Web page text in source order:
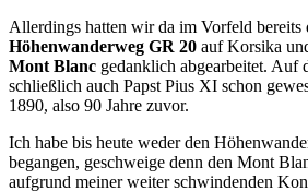
Allerdings hatten wir da im Vorfeld bereits
Höhenwanderweg GR 20 auf Korsika
Mont Blanc gedanklich abgearbeitet. Auf
schließlich auch Papst Pius XI schon
1890, also 90 Jahre zuvor.
Ich habe bis heute weder den
begangen, geschweige denn den Mont
aufgrund meiner weiter schwindenden